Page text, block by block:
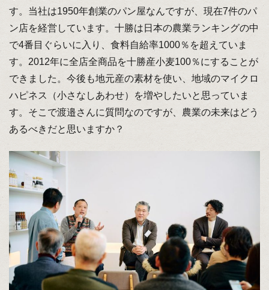
す。当社は1950年創業のパン屋なんですが、現在7件のパ
ン店を経営しています。十勝は日本の農業ランキングの中
で4番目ぐらいに入り、食料自給率1000％を超えていま
す。2012年に全店全商品を十勝産小麦100％にすることが
できました。今後も地元産の素材を使い、地域のマイクロ
ハピネス（小さなしあわせ）を増やしたいと思っていま
す。そこで渡邉さんに質問なのですが、農業の未来はどう
あるべきだと思いますか？